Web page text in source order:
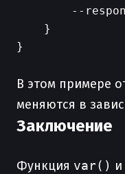
--
    }
}
В этом примере
меняются в
Заключение
Функция var()